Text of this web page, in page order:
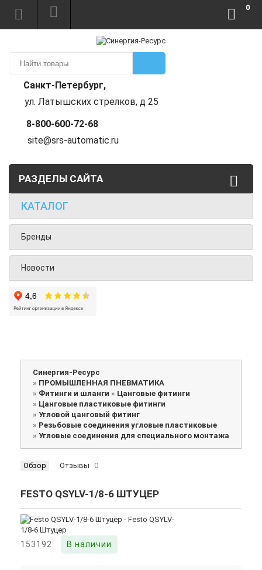
Санкт-Петербург,
ул. Латышских стрелков, д 25
8-800-600-72-68
site@srs-automatic.ru
0
РАЗДЕЛЫ САЙТА
КАТАЛОГ
Бренды
Новости
Синергия-Ресурс
» ПРОМЫШЛЕННАЯ ПНЕВМАТИКА
» Фитинги и шланги » Цанговые фитинги
» Цанговые пластиковые фитинги
» Угловой цанговый фитинг
» Резьбовые соединения угловые пластиковые
» Угловые соединения для специального монтажа
Обзор Отзывы 0
FESTO QSYLV-1/8-6 ШТУЦЕР
153192 В наличии